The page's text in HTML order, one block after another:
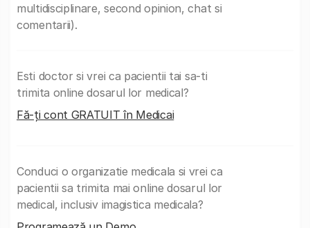
multidisciplinare, second opinion, chat si
comentarii).
Esti doctor si vrei ca pacientii tai sa-ti
trimita online dosarul lor medical?
Fă-ți cont GRATUIT în Medicai
Conduci o organizatie medicala si vrei ca
pacientii sa trimita mai online dosarul lor
medical, inclusiv imagistica medicala?